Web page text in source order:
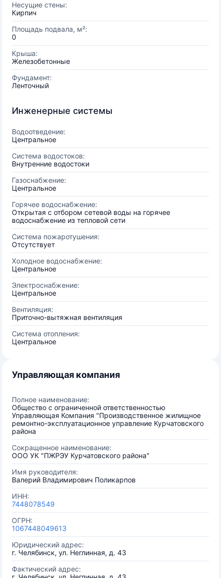
Несущие стены:
Кирпич
Площадь подвала, м²:
0
Крыша:
Железобетонные
Фундамент:
Ленточный
Инженерные системы
Водоотведение:
Центральное
Система водостоков:
Внутренние водостоки
Газоснабжение:
Центральное
Горячее водоснабжение:
Открытая с отбором сетевой воды на горячее
водоснабжение из тепловой сети
Система пожаротушения:
Отсутствует
Холодное водоснабжение:
Центральное
Электроснабжение:
Центральное
Вентиляция:
Приточно-вытяжная вентиляция
Система отопления:
Центральное
Управляющая компания
Полное наименование:
Общество с ограниченной ответственностью
Управляющая Компания "Производственное жилищное
ремонтно-эксплуатационное управление Курчатовского
района
Сокращенное наименование:
ООО УК "ПЖРЭУ Курчатовского района"
Имя руководителя:
Валерий Владимирович Поликарпов
ИНН:
7448078549
ОГРН:
1067448049613
Юридический адрес:
г. Челябинск, ул. Неглинная, д. 43
Фактический адрес: